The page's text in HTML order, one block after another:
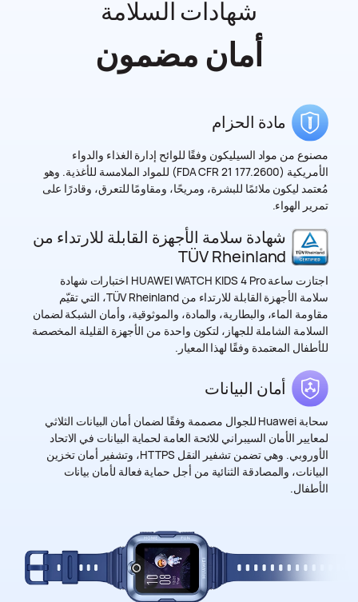
شهادات السلامة
أمان مضمون
مادة الحزام
مصنوع من مواد السيليكون وفقًا للوائح إدارة الغذاء والدواء
الأمريكية (FDA CFR 21 177.2600) للمواد الملامسة للأغذية. وهو
مُعتمد ليكون ملائمًا للبشرة، ومريحًا، ومقاومًا للتعرق، وقادرًا على
تمرير الهواء.
شهادة سلامة الأجهزة القابلة للارتداء من
TÜV Rheinland
اجتازت ساعة HUAWEI WATCH KIDS 4 Pro اختبارات شهادة
سلامة الأجهزة القابلة للارتداء من TÜV Rheinland، التي تقيّم
مقاومة الماء، والبطارية، والمادة، والموثوقية، وأمان الشبكة لضمان
السلامة الشاملة للجهاز، لتكون واحدة من الأجهزة القليلة المخصصة
للأطفال المعتمدة وفقًا لهذا المعيار.
أمان البيانات
سحابة Huawei للجوال مصممة وفقًا لضمان أمان البيانات الثلاثي
لمعايير الأمان السيبراني للائحة العامة لحماية البيانات في الاتحاد
الأوروبي. وهي تضمن تشفير النقل HTTPS، وتشفير أمان تخزين
البيانات، والمصادقة الثنائية من أجل حماية فعالة لأمان بيانات
الأطفال.